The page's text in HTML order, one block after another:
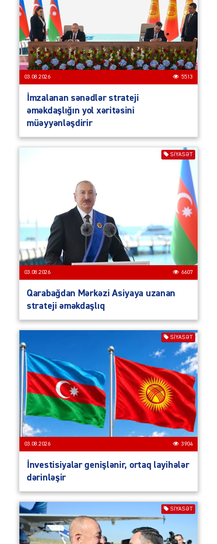
03.08.2026 5513
İmzalanan sənədlər strateji
əməkdaşlığın yol xəritəsini
müəyyənləşdirir
SIYASƏT
03.08.2026 6607
Qarabağdan Mərkəzi Asiyaya uzanan
strateji əməkdaşlıq
SIYASƏT
03.08.2026 3904
İnvestisiyalar genişlənir, ortaq layihələr
dərinləşir
SIYASƏT